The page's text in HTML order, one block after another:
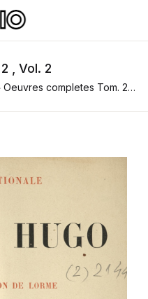
, Vol. 2
Oeuvres completes Tom. 2 , Vol. 2